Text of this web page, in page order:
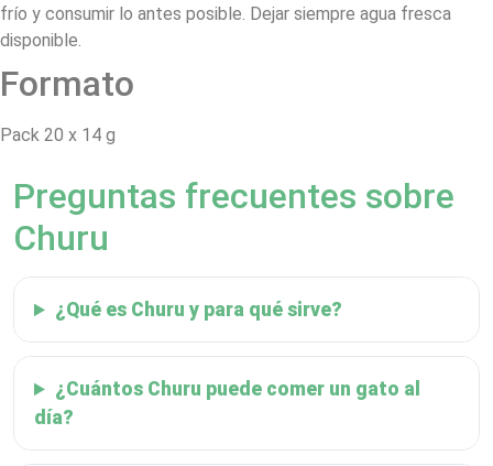
frío y consumir lo antes posible. Dejar siempre agua fresca
disponible.
Formato
Pack 20 x 14 g
Preguntas frecuentes sobre
Churu
¿Qué es Churu y para qué sirve?
¿Cuántos Churu puede comer un gato al
día?